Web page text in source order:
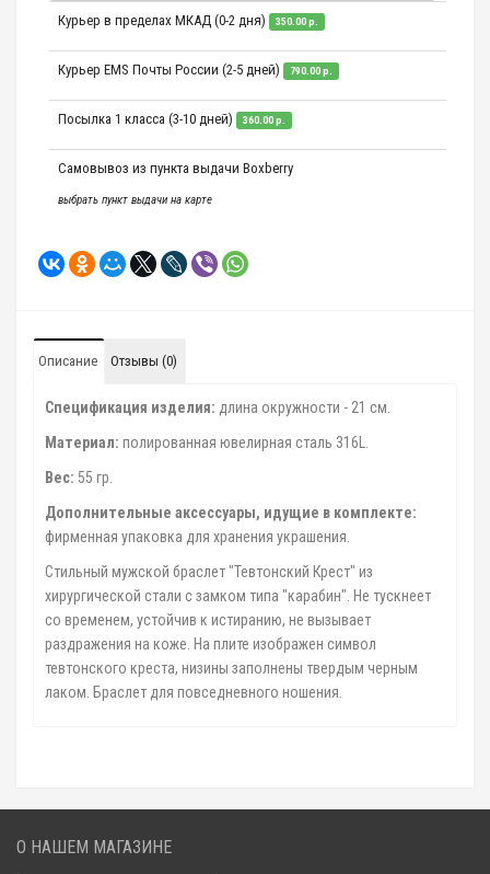
Курьер в пределах МКАД (0-2 дня) 350.00 р.
Курьер EMS Почты России (2-5 дней) 790.00 р.
Посылка 1 класса (3-10 дней) 360.00 р.
Самовывоз из пункта выдачи Boxberry
выбрать пункт выдачи на карте
Описание Отзывы (0)
Спецификация изделия: длина окружности - 21 cм.
Материал: полированная ювелирная сталь 316L.
Вес: 55 гр.
Дополнительные аксессуары, идущие в комплекте:
фирменная упаковка для хранения украшения.
Стильный мужской браслет "Тевтонский Крест" из
хирургической стали с замком типа "карабин". Не тускнеет
со временем, устойчив к истиранию, не вызывает
раздражения на коже. На плите изображен символ
тевтонского креста, низины заполнены твердым черным
лаком. Браслет для повседневного ношения.
О НАШЕМ МАГАЗИНЕ